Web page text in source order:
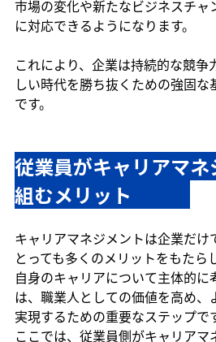
市場の変化や新たなビジネスチャ
に対応できるようになります。
これにより、企業は持続的な競争
しい時代を勝ち抜くための強固
です。
従業員がキャリアマネ
組むメリット
キャリアマネジメントは企業だけ
とっても多くのメリットをもたら
自身のキャリアについて主体的に
は、職業人としての価値を高め、
実現するための重要なステップで
ここでは、従業員側がキャリアマ